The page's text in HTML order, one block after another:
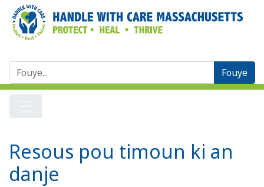
Chèche:
Resous pou timoun ki an
danje